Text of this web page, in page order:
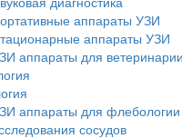
аппараты УЗИ
аппараты УЗИ
аппараты для ветеринарии
аппараты для
сосудов